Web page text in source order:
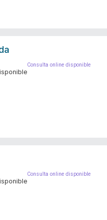
Consulta online disponible
Consulta online disponible